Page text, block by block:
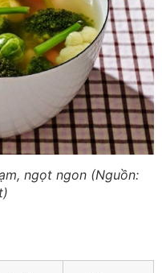
ngọt ngon (Nguồn: